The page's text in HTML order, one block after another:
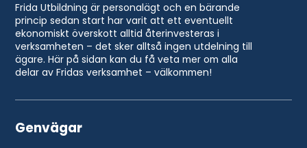
Frida Utbildning är personalägt och en bärande
princip sedan start har varit att ett eventuellt
ekonomiskt överskott alltid återinvesteras i
verksamheten – det sker alltså ingen utdelning till
ägare. Här på sidan kan du få veta mer om alla
delar av Fridas verksamhet – välkommen!
Genvägar